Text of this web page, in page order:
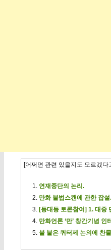
[어쩌면 관련 있을지도 모르겠
연재중단의 논리.
만화 불법스캔에 관한 잡설.
[등대등 토론참여] 1. 대중
만화언론 ‘만’ 창간기념
불 붙은 쿼터제 논의에 찬